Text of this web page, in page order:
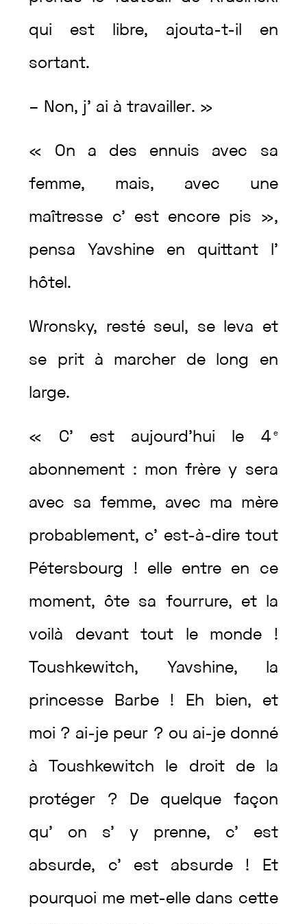
qui est libre, ajouta-t-il en
sortant.
– Non, j’ ai àtravailler. »
« On a des ennuis avec sa
femme, mais, avec une
maîtresse c’ est encore pis »,
pensa Yavshine en quittant l’
hôtel .
Wronsky, resté seul , se leva et
se prit à marcher de long en
large.
« C’ est aujourd’hui le 4 e
abonnement : monfrèrey sera
avec safemme, avec ma mère
probablement, c’ est-à-dire tout
Pétersbourg ! elle entre en ce
moment, ôte sa fourrure, et la
voilà devanttout le monde !
Toushkewitch, Yavshine, la
princesse Barbe ! Eh bien, et
moi ? ai-je peur ? ou ai-je donné
à Toushkewitch le droit de la
protéger ? De quelque façon
qu’ on s’y prenne, c’ est
absurde, c’ est absurde ! Et
pourquoi me met-elle dans cette